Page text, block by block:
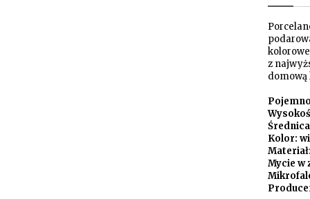
z
domową
Kolor:
Mycie w